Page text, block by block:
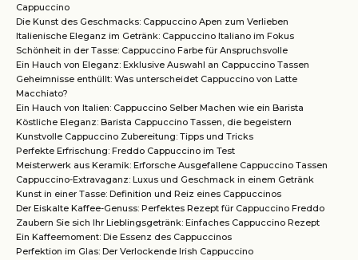
Cappuccino
Die Kunst des Geschmacks: Cappuccino Apen zum Verlieben
Italienische Eleganz im Getränk: Cappuccino Italiano im Fokus
Schönheit in der Tasse: Cappuccino Farbe für Anspruchsvolle
Ein Hauch von Eleganz: Exklusive Auswahl an Cappuccino Tassen
Geheimnisse enthüllt: Was unterscheidet Cappuccino von Latte
Macchiato?
Ein Hauch von Italien: Cappuccino Selber Machen wie ein Barista
Köstliche Eleganz: Barista Cappuccino Tassen, die begeistern
Kunstvolle Cappuccino Zubereitung: Tipps und Tricks
Perfekte Erfrischung: Freddo Cappuccino im Test
Meisterwerk aus Keramik: Erforsche Ausgefallene Cappuccino Tassen
Cappuccino-Extravaganz: Luxus und Geschmack in einem Getränk
Kunst in einer Tasse: Definition und Reiz eines Cappuccinos
Der Eiskalte Kaffee-Genuss: Perfektes Rezept für Cappuccino Freddo
Zaubern Sie sich Ihr Lieblingsgetränk: Einfaches Cappuccino Rezept
Ein Kaffeemoment: Die Essenz des Cappuccinos
Perfektion im Glas: Der Verlockende Irish Cappuccino